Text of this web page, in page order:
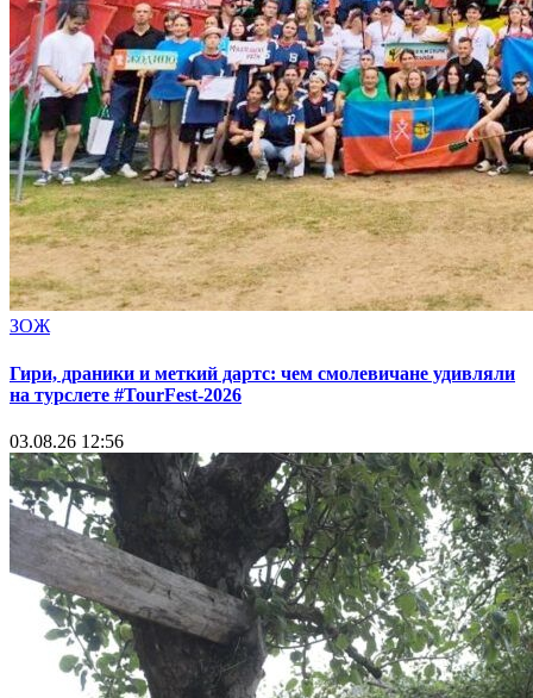
ЗОЖ
Гири, драники и меткий дартс: чем смолевичане удивляли
на турслете #TourFest-2026
03.08.26 12:56